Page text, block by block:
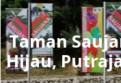
Taman
Hijau,